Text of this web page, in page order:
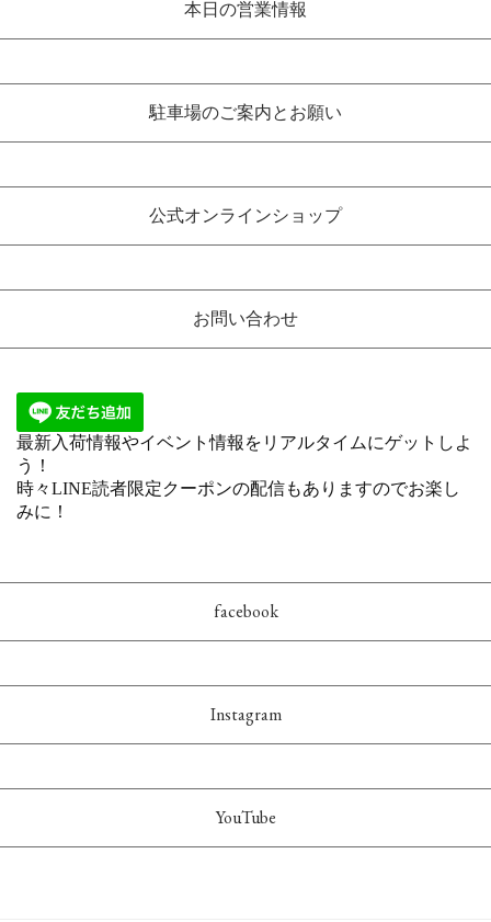
本日の営業情報
駐車場のご案内とお願い
公式オンラインショップ
お問い合わせ
facebook
Instagram
YouTube